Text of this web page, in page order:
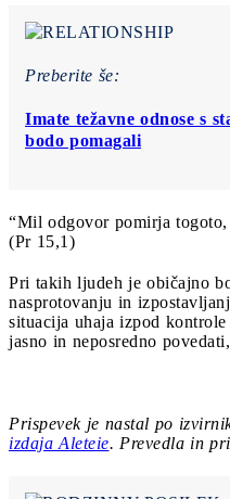
Preberite še:
Imate težavne odnose s
bodo pomagali
“Mil odgovor pomirja
(Pr 15,1)
Pri takih ljudeh je običajno
nasprotovanju in
situacija uhaja izpod
jasno in neposredno
Prispevek je nastal po
izdaja Aleteie. Prevedla in